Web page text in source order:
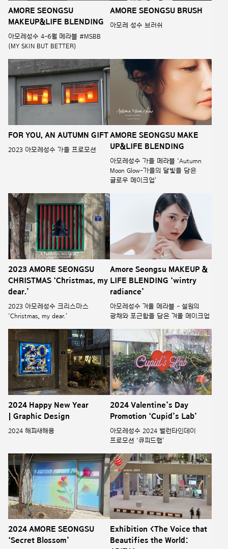
AMORE SEONGSU
MAKEUP&LIFE BLENDING
아모레성수 4-6월 메라블 #MSBB
(MY SKIN BUT BETTER)
AMORE SEONGSU BRUSH
아모레 성수 브러쉬
FOR YOU, AN AUTUMN GIFT
2023 아모레성수 가을 프로모션
AMORE SEONGSU MAKE
UP&LIFE BLENDING
아모레성수 가을 메라블 ‘Autumn
Moon Glow-가을의 달빛을 담은
글로우 메이크업’
2023 AMORE SEONGSU
CHRISTMAS ‘Christmas, my
dear.’
2023 아모레성수 크리스마스
‘Christmas, my dear.’
Amore Seongsu MAKEUP &
LIFE BLENDING ‘wintry
radiance’
아모레성수 겨울 메라블 - 설원의
광채와 포근함을 담은 겨울 메이크업
2024 Happy New Year
| Graphic Design
2024 해피새해용
2024 Valentine’s Day
Promotion ‘Cupid’s Lab’
아모레성수 2024 밸런타인데이
프로모션 ‘큐피드랩’
2024 AMORE SEONGSU
‘Secret Blossom’
Exhibition <The Voice that
Beautifies the World: